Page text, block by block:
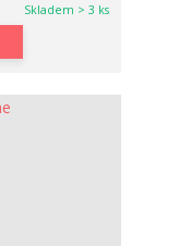
Skladem > 3 ks